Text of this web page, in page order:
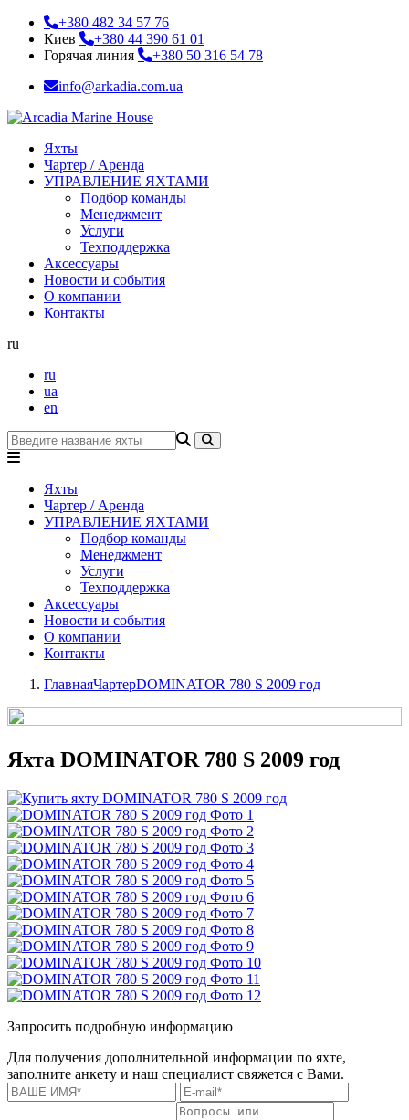
+380 482 34 57 76
Киев
+380 44 390 61 01
Горячая линия
+380 50 316 54 78
info@arkadia.com.ua
Яхты
Чартер / Аренда
УПРАВЛЕНИЕ ЯХТАМИ
Подбор команды
Менеджмент
Услуги
Техподдержка
Аксессуары
Новости и события
О компании
Контакты
ru
ru
ua
en
Яхты
Чартер / Аренда
УПРАВЛЕНИЕ ЯХТАМИ
Подбор команды
Менеджмент
Услуги
Техподдержка
Аксессуары
Новости и события
О компании
Контакты
ГлавнаяЧартерDOMINATOR 780 S 2009 год
Яхта DOMINATOR 780 S 2009 год
Запросить подробную информацию
Для получения дополнительной информации по яхте,
заполните анкету и наш специалист свяжется с Вами.